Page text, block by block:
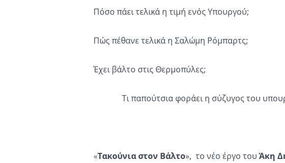
Πόσο πάει τελικά η τιμή ενός Υπουργού;
Πώς πέθανε τελικά η Σαλώμη Ρόμπαρτς;
Έχει βάλτο στις Θερμοπύλες;
Τι παπούτσια φοράει η σύζυγος του
«Τακούνια στον Βάλτο», το νέο έργο τουΆκη